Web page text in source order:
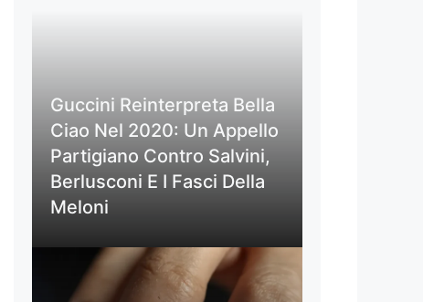
Guccini Reinterpreta Bella
Ciao Nel 2020: Un Appello
Partigiano Contro Salvini,
Berlusconi E I Fasci Della
Meloni